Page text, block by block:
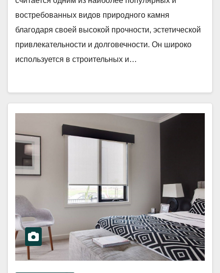
востребованных видов природного камня
благодаря своей высокой прочности, эстетической
привлекательности и долговечности. Он широко
используется в строительных и…